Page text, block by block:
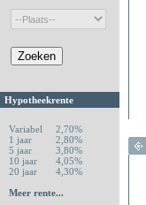
Hypotheekrente
Variabel
2,70%
1 jaar
2,80%
5 jaar
3,80%
10 jaar
4,05%
20 jaar
4,30%
Meer rente...